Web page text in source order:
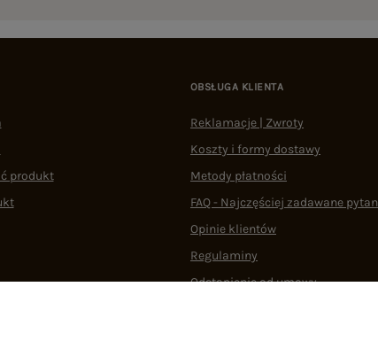
produkt
OBSŁUGA KLIENTA
Reklamacje | Zwroty
Koszty i formy dostawy
Metody płatności
FAQ - Najczęściej zadawane
Opinie klientów
Regulaminy
Odstąpienie od umowy